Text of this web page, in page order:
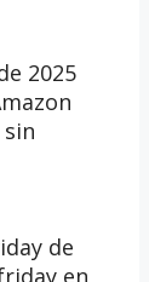
2025
de
en